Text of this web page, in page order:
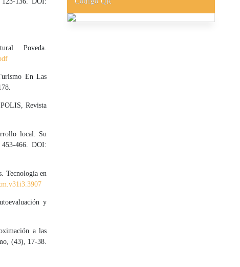
Poveda.
En Las
Revista
local. Su
466. DOI:
Tecnología en
y
a las
(43), 17-38.